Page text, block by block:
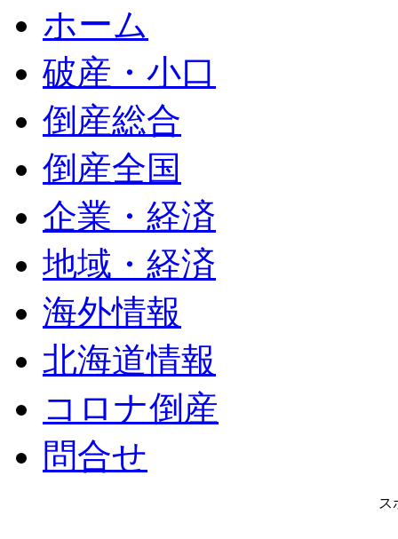
ホーム
破産・小口
倒産総合
倒産全国
企業・経済
地域・経済
海外情報
北海道情報
コロナ倒産
問合せ
ス